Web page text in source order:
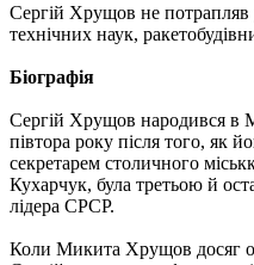
Сергій Хрущов не потрапляв
технічних наук,
Біографія
Сергій Хрущов народився в
півтора року після того, як
секретарем столичного
Кухарчук, була третьою й
лідера СРСР.
Коли Микита Хрущов досяг